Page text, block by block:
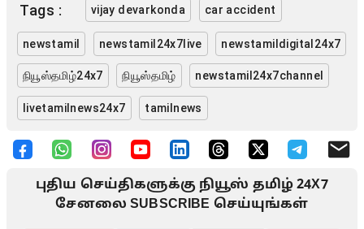
Tags : vijay devarkonda car accident
newstamil newstamil24x7live newstamildigital24x7
நியூஸ்தமிழ்24x7 நியூஸ்தமிழ் newstamil24x7channel
livetamilnews24x7 tamilnews
புதிய செய்திகளுக்கு நியூஸ் தமிழ் 24X7
சேனலை SUBSCRIBE செய்யுங்கள்